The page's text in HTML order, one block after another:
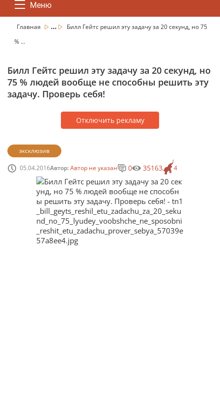
Меню
Главная ...
Билл Гейтс решил эту задачу за 20 секунд, но 75
% ...
Билл Гейтс решил эту задачу за 20 секунд, но
75 % людей вообще не способны решить эту
задачу. Проверь себя!
Отключить рекламу
эксклюзив
05.04.2016Автор:Автор не указан 4
0 35163